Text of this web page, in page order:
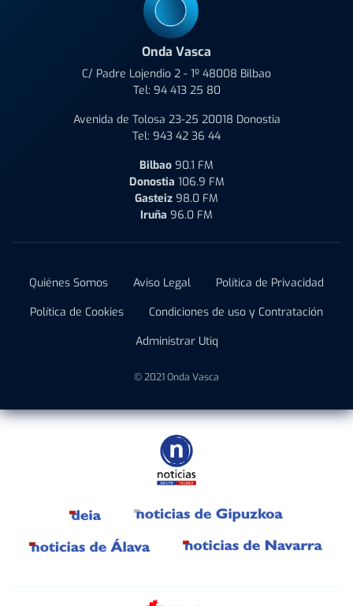
Onda Vasca
C/ Padre Lojendio 2 - 1º 48008 Bilbao
Tel: 94 413 25 80
Avenida de Tolosa 23-25 20018 Donostia
Tel: 943 42 36 44
Bilbao 90.1 FM
Donostia 106.9 FM
Gasteiz 98.0 FM
Iruña 96.0 FM
Quiénes Somos Aviso Legal
Política de Privacidad
Política de Cookies
Condiciones de uso y Contratación
Administrar Utiq
© 2021 Onda Vasca